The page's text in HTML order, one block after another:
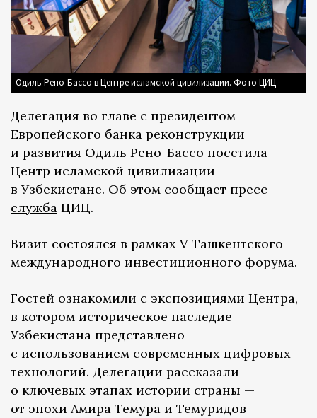
Одиль Рено-Бассо в Центре исламской цивилизации. Фото ЦИЦ
Делегация во главе с президентом
Европейского банка реконструкции
и развития Одиль Рено-Бассо посетила
Центр исламской цивилизации
в Узбекистане. Об этом сообщает пресс-
служба ЦИЦ.
Визит состоялся в рамках V Ташкентского
международного инвестиционного форума.
Гостей ознакомили с экспозициями Центра,
в котором историческое наследие
Узбекистана представлено
с использованием современных цифровых
технологий. Делегации рассказали
о ключевых этапах истории страны —
от эпохи Амира Темура и Темуридов